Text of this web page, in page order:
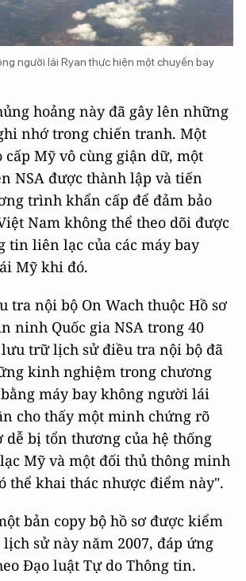
người lái Ryan thực hiện một chuyến bay
hoảng này đã gây lên những
nhớ trong chiến tranh. Một
Mỹ vô cùng giận dữ, một
NSA được thành lập và tiến
trình khẩn cấp để đảm bảo
Nam không thể theo dõi được
tin liên lạc của các máy bay
Mỹ khi đó.
tra nội bộ On Wach thuộc Hồ sơ
ninh Quốc gia NSA trong 40
trữ lịch sử điều tra nội bộ đã
kinh nghiệm trong chương
máy bay không người lái
cho thấy một minh chứng rõ
dễ bị tổn thương của hệ thống
Mỹ và một đối thủ thông minh
thể khai thác nhược điểm này".
bản copy bộ hồ sơ được kiểm
lịch sử này năm 2007, đáp ứng
Đạo luật Tự do Thông tin.